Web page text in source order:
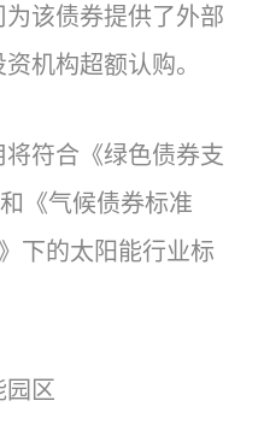
该债券提供了外部
机构超额认购。
符合《绿色债券支
《气候债券标准
下的太阳能行业标
区